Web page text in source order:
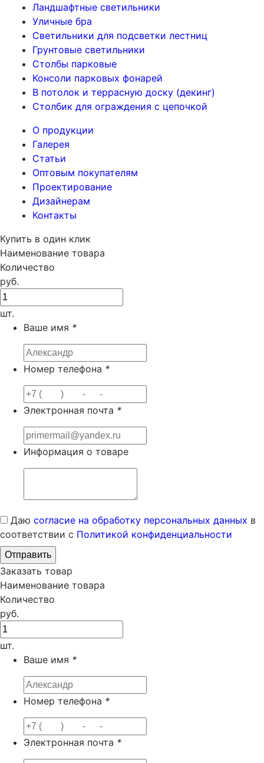
Ландшафтные светильники
Уличные бра
Светильники для подсветки лестниц
Грунтовые светильники
Столбы парковые
Консоли парковых фонарей
В потолок и террасную доску (декинг)
Столбик для ограждения с цепочкой
О продукции
Галерея
Статьи
Оптовым покупателям
Проектирование
Дизайнерам
Контакты
Купить в один клик
Наименование товара
Количество
руб.
шт.
Ваше имя *
Номер телефона *
Электронная почта *
Информация о товаре
Даю согласие на обработку персональных данных в
соответствии с Политикой конфиденциальности
Заказать товар
Наименование товара
Количество
руб.
шт.
Ваше имя *
Номер телефона *
Электронная почта *